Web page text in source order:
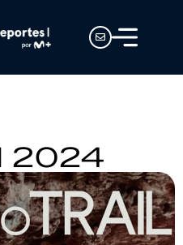
2024